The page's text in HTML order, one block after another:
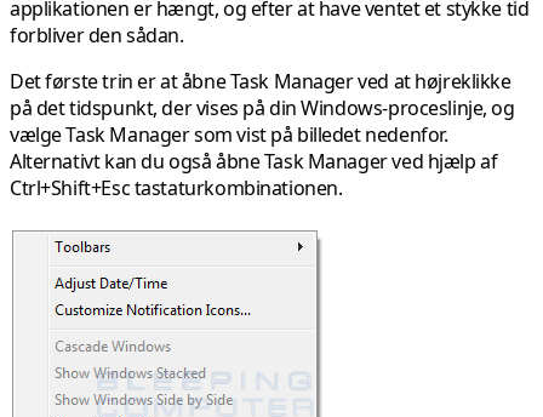
applikationen er hængt, og efter at have ventet et stykke tid
forbliver den sådan.
Det første trin er at åbne Task Manager ved at højreklikke
på det tidspunkt, der vises på din Windows-proceslinje, og
vælgeTask Managersom vist på billedet nedenfor.
Alternativt kan du også åbne Task Manager ved hjælp af
Ctrl+Shift+Esctastaturkombinationen.